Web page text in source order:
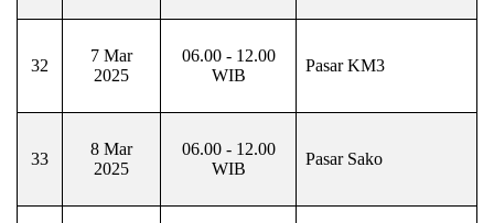
32
7 Mar
2025
06.00 - 12.00
WIB
Pasar KM3
33
8 Mar
2025
06.00 - 12.00
WIB
Pasar Sako